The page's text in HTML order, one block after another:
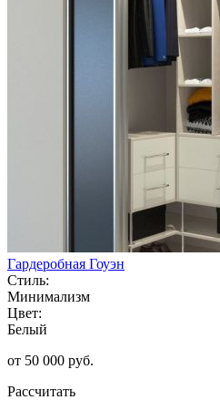
Гардеробная Гоуэн
Стиль:
Минимализм
Цвет:
Белый
от 50 000 руб.
Рассчитать